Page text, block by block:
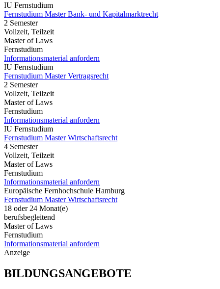
IU Fernstudium
Fernstudium Master Bank- und Kapitalmarktrecht
2 Semester
Vollzeit, Teilzeit
Master of Laws
Fernstudium
Informationsmaterial anfordern
IU Fernstudium
Fernstudium Master Vertragsrecht
2 Semester
Vollzeit, Teilzeit
Master of Laws
Fernstudium
Informationsmaterial anfordern
IU Fernstudium
Fernstudium Master Wirtschaftsrecht
4 Semester
Vollzeit, Teilzeit
Master of Laws
Fernstudium
Informationsmaterial anfordern
Europäische Fernhochschule Hamburg
Fernstudium Master Wirtschaftsrecht
18 oder 24 Monat(e)
berufsbegleitend
Master of Laws
Fernstudium
Informationsmaterial anfordern
Anzeige
BILDUNGSANGEBOTE